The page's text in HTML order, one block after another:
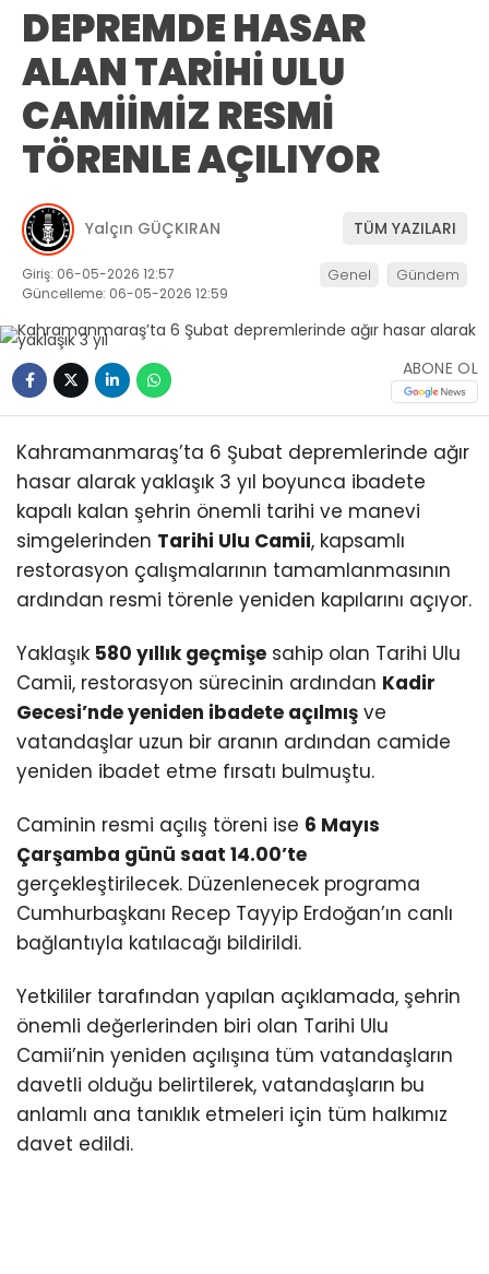
DEPREMDE HASAR
ALAN TARİHİ ULU
CAMİİMİZ RESMİ
TÖRENLE AÇILIYOR
Yalçın GÜÇKIRAN TÜM YAZILARI
Giriş: 06-05-2026 12:57
Güncelleme: 06-05-2026 12:59
Genel Gündem
ABONE OL
Kahramanmaraş’ta 6 Şubat depremlerinde ağır
hasar alarak yaklaşık 3 yıl boyunca ibadete
kapalı kalan şehrin önemli tarihi ve manevi
simgelerinden Tarihi Ulu Camii, kapsamlı
restorasyon çalışmalarının tamamlanmasının
ardından resmi törenle yeniden kapılarını açıyor.
Yaklaşık 580 yıllık geçmişe sahip olan Tarihi Ulu
Camii, restorasyon sürecinin ardından Kadir
Gecesi’nde yeniden ibadete açılmış ve
vatandaşlar uzun bir aranın ardından camide
yeniden ibadet etme fırsatı bulmuştu.
Caminin resmi açılış töreni ise 6 Mayıs
Çarşamba günü saat 14.00’te
gerçekleştirilecek. Düzenlenecek programa
Cumhurbaşkanı Recep Tayyip Erdoğan’ın canlı
bağlantıyla katılacağı bildirildi.
Yetkililer tarafından yapılan açıklamada, şehrin
önemli değerlerinden biri olan Tarihi Ulu
Camii’nin yeniden açılışına tüm vatandaşların
davetli olduğu belirtilerek, vatandaşların bu
anlamlı ana tanıklık etmeleri için tüm halkımız
davet edildi.